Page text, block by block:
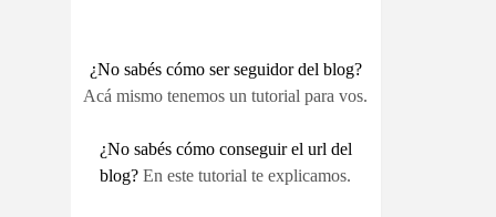
¿No sabés cómo ser seguidor del blog?
Acá mismo tenemos un tutorial para vos.
¿No sabés cómo conseguir el url del
blog?En este tutorial te explicamos.